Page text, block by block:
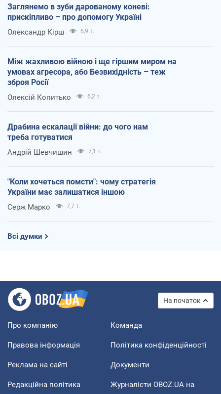
Заглянемо в зуби дарованому коневі:
прискіпливо – про допомогу Україні
Олександр Кірш 6,9 т.
Між жахливою війною і ще гіршим миром на
умовах агресора, або Безвихідність – теж
зброя Росії
Олексій Копитько 6,2 т.
Драбина ескалації війни: до чого нам
треба готуватися
Андрій Шевчишин 7,1 т.
"Коли хочеться помсти": чому стратегія
України має залишатися іншою
Серж Марко 7,7 т.
Всі думки
На початок
Про компанію Команда
Правова інформація Політика конфіденційності
Реклама на сайті Документи
Редакційна політика
Журналісти OBOZ.UA на